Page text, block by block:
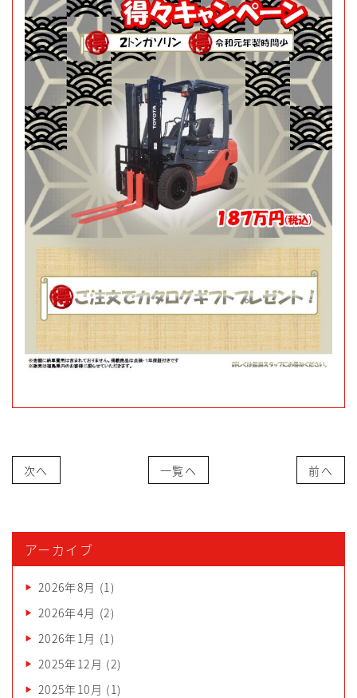
次へ 一覧へ 前へ
アーカイブ
2026年8月 (1)
2026年4月 (2)
2026年1月 (1)
2025年12月 (2)
2025年10月 (1)